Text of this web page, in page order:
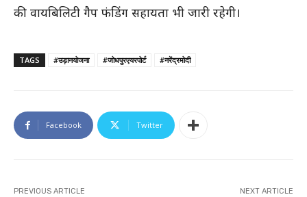
की वायबिलिटी गैप फंडिंग सहायता भी जारी रहेगी।
TAGS #उड़ानयोजना #जोधपुरएयरपोर्ट #नरेंद्रमोदी
Facebook Twitter
PREVIOUS ARTICLE NEXT ARTICLE